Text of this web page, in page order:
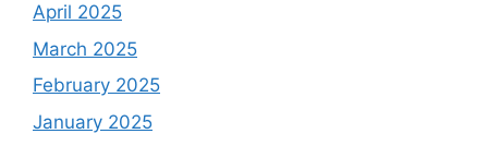
April 2025
March 2025
February 2025
January 2025